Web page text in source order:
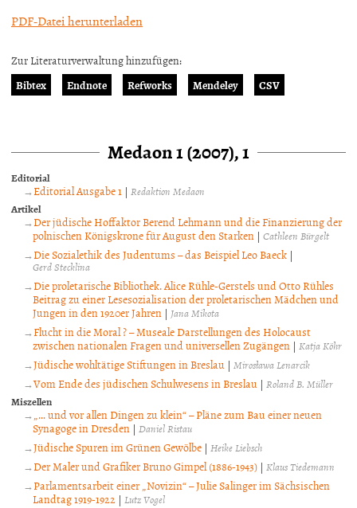
PDF-Datei herunterladen
Zur Literaturverwaltung hinzufügen:
Bibtex
Endnote Refworks Mendeley CSV
Medaon 1 (2007), 1
Editorial
Editorial Ausgabe 1 |Redaktion Medaon
Artikel
Der jüdische Hoffaktor Berend Lehmann und die Finanzierung der
polnischen Königskrone für August den Starken | Cathleen Bürgelt
Die Sozialethik des Judentums – das Beispiel Leo Baeck |
Gerd Stecklina
Die proletarische Bibliothek. Alice Rühle-Gerstels und Otto Rühles
Beitrag zu einer Lesesozialisation der proletarischen Mädchen und
Jungen in den 1920er Jahren | Jana Mikota
Flucht in die Moral ? – Museale Darstellungen des Holocaust
zwischen nationalen Fragen und universellen Zugängen | Katja Köhr
Jüdische wohltätige Stiftungen in Breslau |Mirosława Lenarcik
Vom Ende des jüdischen Schulwesens in Breslau |Roland B. Müller
Miszellen
„… und vor allen Dingen zu klein“ – Pläne zum Bau einer neuen
Synagoge in Dresden | Daniel Ristau
Jüdische Spuren im Grünen Gewölbe |Heike Liebsch
Der Maler und Grafiker Bruno Gimpel (1886-1943) |Klaus Tiedemann
Parlamentsarbeit einer „Novizin“ – Julie Salinger im Sächsischen
Landtag 1919-1922 | Lutz Vogel